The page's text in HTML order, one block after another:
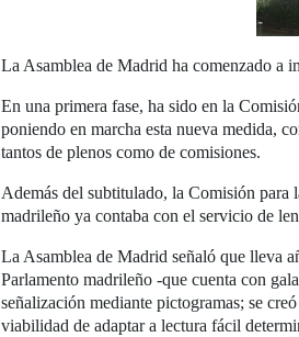
La Asamblea de Madrid ha comenzado a
En una primera fase, ha sido en la
poniendo en marcha esta nueva medida,
tantos de plenos como de comisiones.
Además del subtitulado, la Comisión para
madrileño ya contaba con el servicio de
La Asamblea de Madrid señaló que lleva
Parlamento madrileño -que cuenta con
señalización mediante pictogramas; se
viabilidad de adaptar a lectura fácil